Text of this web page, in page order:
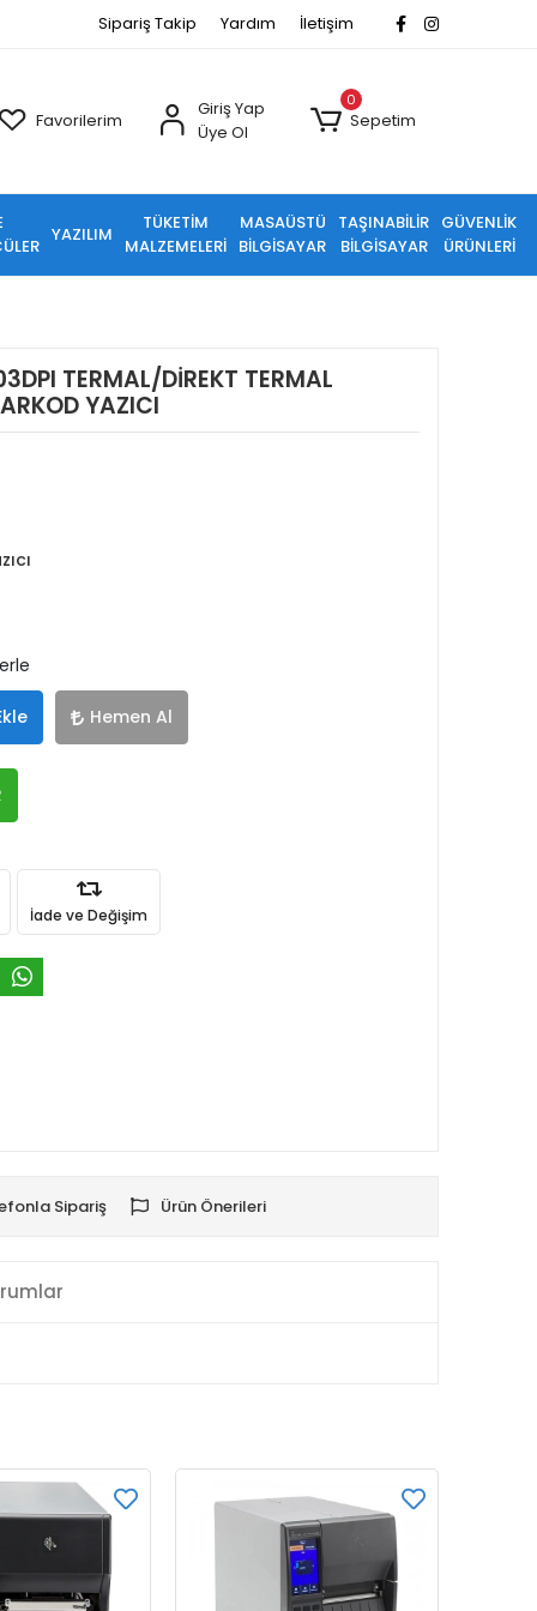
Sipariş Takip Yardım İletişim
Favorilerim
Giriş Yap
Üye Ol
0
Sepetim
YAZILIM
TÜKETİM
MALZEMELERİ
MASAÜSTÜ
BİLGİSAYAR
TAŞINABİLİR
BİLGİSAYAR
GÜVENLİK
ÜRÜNLERİ
TERMAL/DİREKT TERMAL
YAZICI
Hemen Al
İade ve Değişim
Sipariş Ürün Önerileri